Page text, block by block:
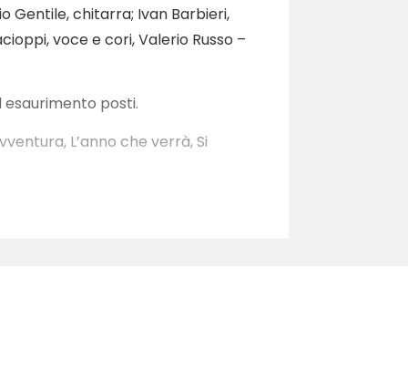
Gentile, chitarra; Ivan Barbieri,
voce e cori, Valerio Russo –
esaurimento posti.
L’anno che verrà, Si
della musica italiana grazie a